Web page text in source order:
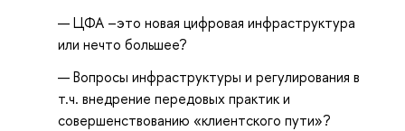
ЦФА –это новая цифровая инфраструктура
или нечто большее?
Вопросы инфраструктуры и регулирования в
т.ч. внедрение передовых практик и
совершенствованию «клиентского пути»?